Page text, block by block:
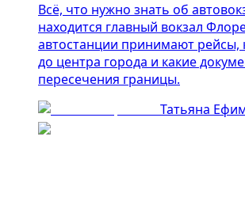
Всё, что нужно знать об
находится главный вокзал
автостанции принимают рейсы,
до центра города и какие
пересечения границы.
Татьяна